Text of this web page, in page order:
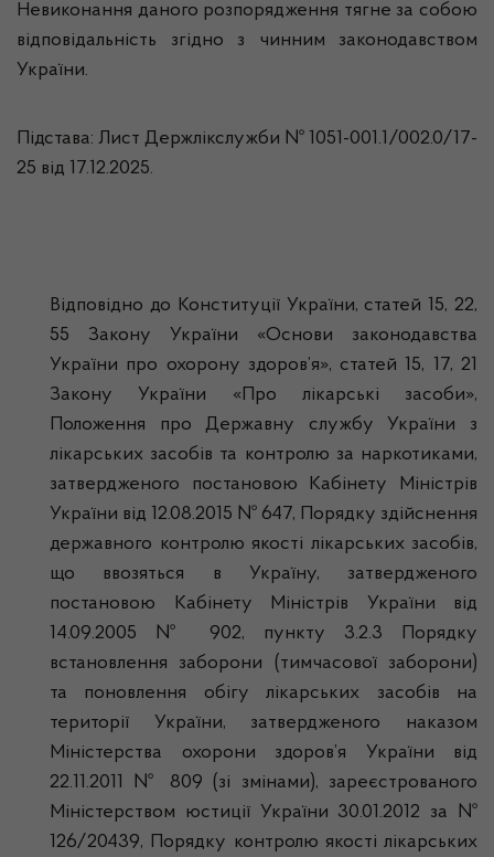
Невиконання даного розпорядження тягне за собою
відповідальність згідно з чинним законодавством
України.
Підстава: Лист Держлікслужби № 1051-001.1/002.0/17-
25 від 17.12.2025.
Відповідно до Конституції України, статей 15, 22,
55 Закону України «Основи законодавства
України про охорону здоров’я», статей 15, 17, 21
Закону України «Про лікарські засоби»,
Положення про Державну службу України з
лікарських засобів та контролю за наркотиками,
затвердженого постановою Кабінету Міністрів
України від 12.08.2015 № 647, Порядку здійснення
державного контролю якості лікарських засобів,
що ввозяться в Україну, затвердженого
постановою Кабінету Міністрів України від
14.09.2005 № 902, пункту 3.2.3 Порядку
встановлення заборони (тимчасової заборони)
та поновлення обігу лікарських засобів на
території України, затвердженого наказом
Міністерства охорони здоров’я України від
22.11.2011 № 809 (зі змінами), зареєстрованого
Міністерством юстиції України 30.01.2012 за №
126/20439, Порядку контролю якості лікарських